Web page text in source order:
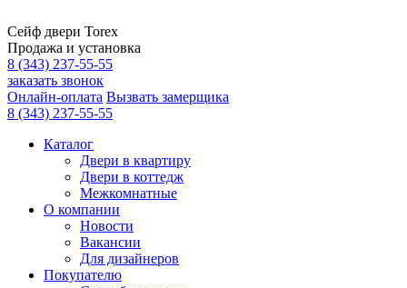
Сейф двери Torex
Продажа и установка
8 (343) 237-55-55
заказать звонок
Онлайн-оплата Вызвать замерщика
8 (343) 237-55-55
Каталог
Двери в квартиру
Двери в коттедж
Межкомнатные
О компании
Новости
Вакансии
Для дизайнеров
Покупателю